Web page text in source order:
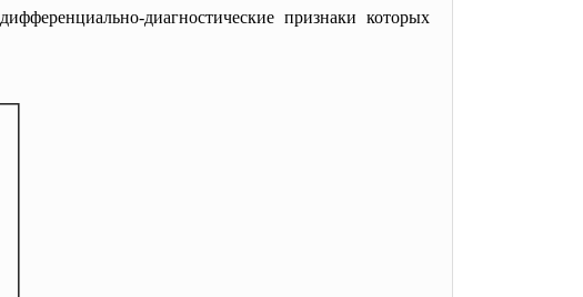
диагностические признаки которых